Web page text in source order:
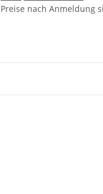
Preise nach Anmeldung